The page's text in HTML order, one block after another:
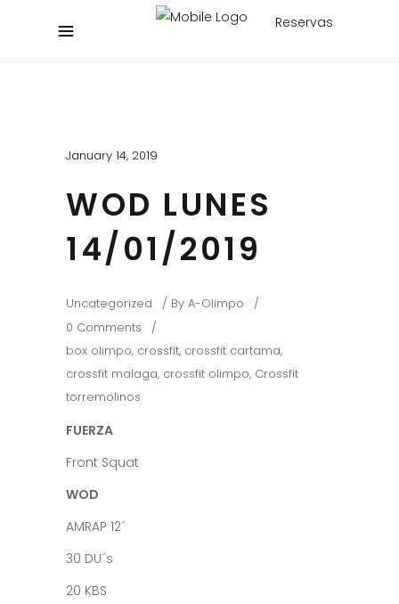
Reservas
January 14, 2019
WOD LUNES
14/01/2019
Uncategorized By A-Olimpo
0 Comments
box olimpo, crossfit, crossfit cartama,
crossfit malaga, crossfit olimpo, Crossfit
torremolinos
FUERZA
Front Squat
WOD
AMRAP 12´
30 DU´s
20 KBS